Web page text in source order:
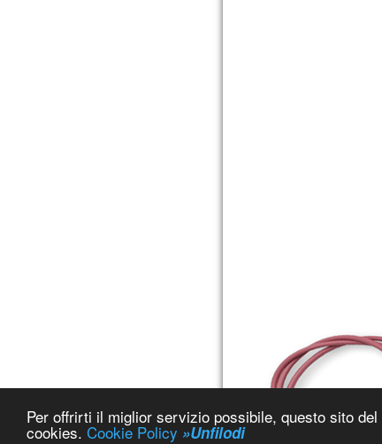
Per offrirti il miglior servizio possibile, questo sito del
cookies. Cookie Policy »Unfilodi